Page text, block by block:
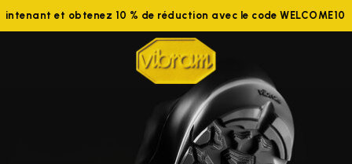
maintenant et obtenez 10 % de réduction avec le code